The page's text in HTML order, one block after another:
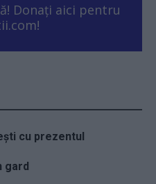
Donați aici pentru
cu prezentul
gard